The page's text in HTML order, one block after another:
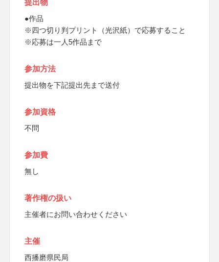
提出物
●作品
※四つ切り判プリント（光沢紙）で応募すること
※応募は一人5作品まで
参加方法
提出物を下記提出先まで送付
参加資格
不問
参加費
無し
著作権の扱い
主催者にお問い合わせください
主催
西播磨県民局